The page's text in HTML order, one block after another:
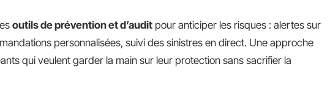
outils de prévention et d’audit pour anticiper les risques : alertes sur
personnalisées, suivi des sinistres en direct. Une approche
qui veulent garder la main sur leur protection sans sacrifier la